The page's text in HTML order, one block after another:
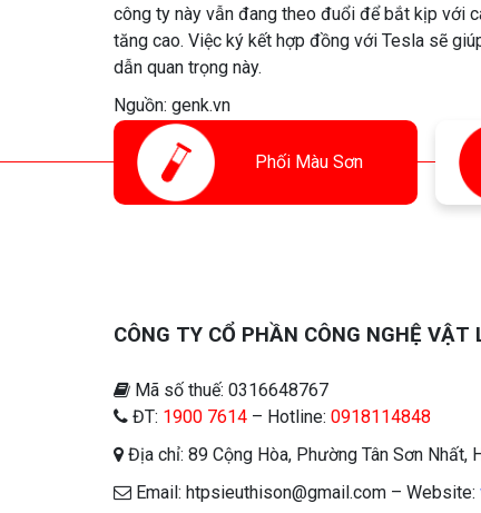
công ty này vẫn đang theo đuổi để bắt kịp với
tăng cao. Việc ký kết hợp đồng với Tesla sẽ
dẫn quan trọng này.
Nguồn: genk.vn
Phối Màu Sơn
CÔNG TY CỔ PHẦN CÔNG NGHỆ VẬT
Mã số thuế: 0316648767
ĐT: 1900 7614 – Hotline: 0918114848
Địa chỉ: 89 Cộng Hòa, Phường Tân Sơn Nhất,
Email: htpsieuthison@gmail.com – Website: